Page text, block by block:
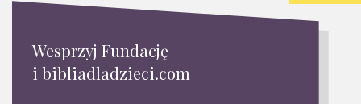
Wesprzyj Fundację
i bibliadladzieci.com